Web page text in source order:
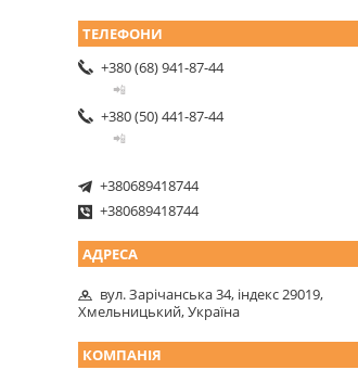
+380 (68) 941-87-44
📲
+380 (50) 441-87-44
📲
+380689418744
+380689418744
вул. Зарічанська 34, індекс 29019,
Хмельницький, Україна